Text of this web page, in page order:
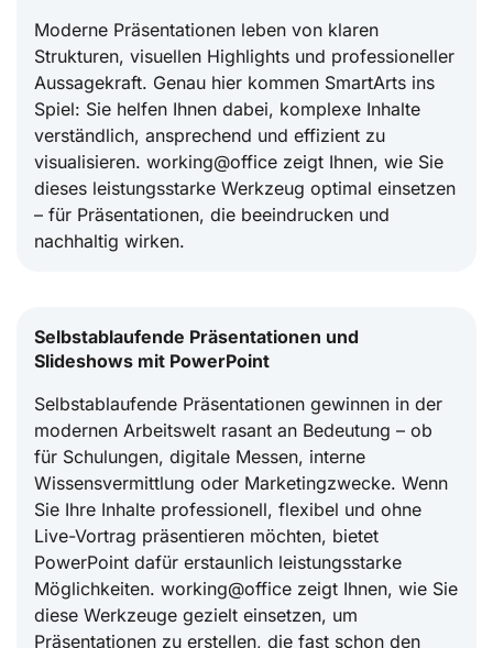
Moderne Präsentationen leben von klaren
Strukturen, visuellen Highlights und professioneller
Aussagekraft. Genau hier kommen SmartArts ins
Spiel: Sie helfen Ihnen dabei, komplexe Inhalte
verständlich, ansprechend und effizient zu
visualisieren. working@office zeigt Ihnen, wie Sie
dieses leistungsstarke Werkzeug optimal einsetzen
– für Präsentationen, die beeindrucken und
nachhaltig wirken.
Selbstablaufende Präsentationen und
Slideshows mit PowerPoint
Selbstablaufende Präsentationen gewinnen in der
modernen Arbeitswelt rasant an Bedeutung – ob
für Schulungen, digitale Messen, interne
Wissensvermittlung oder Marketingzwecke. Wenn
Sie Ihre Inhalte professionell, flexibel und ohne
Live-Vortrag präsentieren möchten, bietet
PowerPoint dafür erstaunlich leistungsstarke
Möglichkeiten. working@office zeigt Ihnen, wie Sie
diese Werkzeuge gezielt einsetzen, um
Präsentationen zu erstellen, die fast schon den